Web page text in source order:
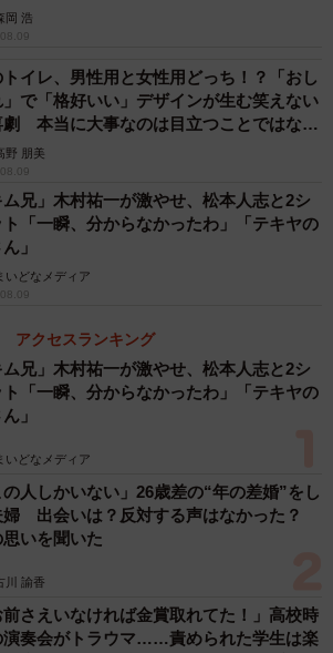
、思わず笑ってしまった一方、「ふざ
たと振り返ります。
岡 浩
トイレ、男性用と女性用どっち！？「おし
」で「格好いい」デザインが生む笑えない
劇 本当に大事なのは目立つことではな
野 朋美
ム兄」木村祐一が激やせ、松本人志と2シ
ト「一瞬、分からなかったわ」「テキヤの
」
いどなメディア
アクセスランキング
ム兄」木村祐一が激やせ、松本人志と2シ
ト「一瞬、分からなかったわ」「テキヤの
」
いどなメディア
の人しかいない」26歳差の“年の差婚”をし
婦 出会いは？反対する声はなかった？
いを聞いた
川 諭香
前さえいなければ金賞取れてた！」高校時
演奏会がトラウマ……責められた学生は楽